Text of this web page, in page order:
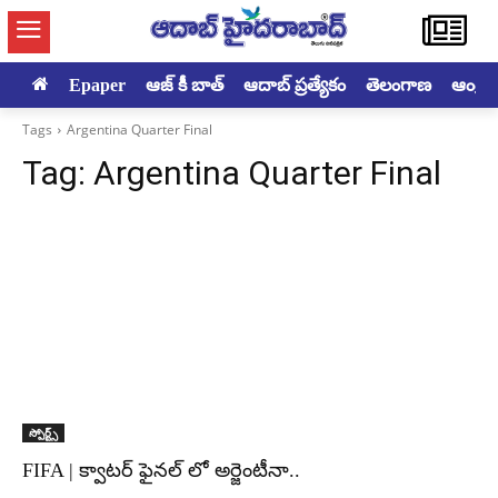
Epaper ఆజ్ కీ బాత్ ఆదాబ్ ప్రత్యేకం తెలంగాణ
Tags Argentina Quarter Final
Tag: Argentina Quarter Final
స్పోర్ట్స్
FIFA | క్వాటర్ ఫైనల్ లో అర్జెంటీనా..